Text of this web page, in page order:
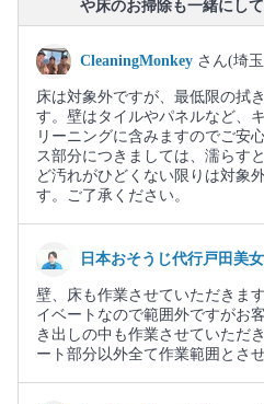
や床のお掃除も一緒にし
CleaningMonkey さん(埼
床は対象外ですが、最低限の拭
す。壁はタイルやパネルなど、
リーニングに含みますのでご安
ス部分につきましては、濡らす
ど汚れがひどくない限りは対象
す。ご了承ください。
日本おそうじ代行戸田美
壁、床も作業させていただきま
イベートなので範囲外ですがお
き出しの中も作業させていただ
ート部分以外全て作業範囲とさ